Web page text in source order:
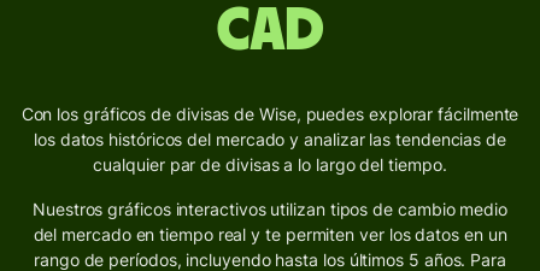
CAD
Con los gráficos de divisas de Wise, puedes explorar fácilmente
los datos históricos del mercado y analizar las tendencias de
cualquier par de divisas a lo largo del tiempo.
Nuestros gráficos interactivos utilizan tipos de cambio medio
del mercado en tiempo real y te permiten ver los datos en un
rango de períodos, incluyendo hasta los últimos 5 años. Para